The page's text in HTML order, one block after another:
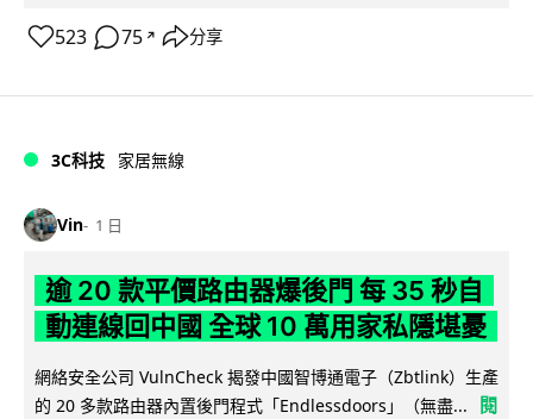
523 75 ↗ 分享
3C科技 家居無線
Vin 1 日
逾 20 款平價路由器爆後門 每 35 秒自
動連線回中國 全球 10 萬用家私隱堪憂
網絡安全公司 VulnCheck 揭發中國智博通電子（Zbtlink）生產
的 20 多款路由器內置後門程式「Endlessdoors」（無盡...
閱